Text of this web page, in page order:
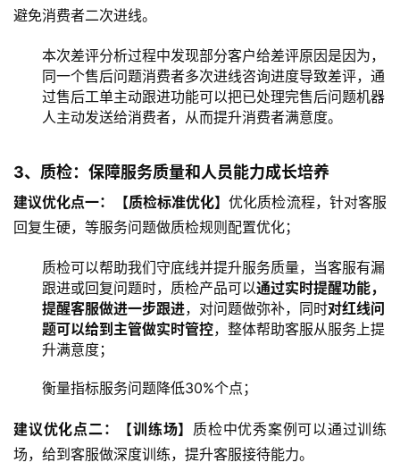
避免消费者二次进线。
本次差评分析过程中发现部分客户给差评原因是因为，
同一个售后问题消费者多次进线咨询进度导致差评，通
过售后工单主动跟进功能可以把已处理完售后问题机器
人主动发送给消费者，从而提升消费者满意度。
3、质检：保障服务质量和人员能力成长培养
建议优化点一：【质检标准优化】优化质检流程，针对客服
回复生硬，等服务问题做质检规则配置优化；
质检可以帮助我们守底线并提升服务质量，当客服有漏
跟进或回复问题时，质检产品可以通过实时提醒功能，
提醒客服做进一步跟进，对问题做弥补，同时对红线问
题可以给到主管做实时管控，整体帮助客服从服务上提
升满意度；
衡量指标服务问题降低30%个点；
建议优化点二：【训练场】 质检中优秀案例可以通过训练
场，给到客服做深度训练，提升客服接待能力。